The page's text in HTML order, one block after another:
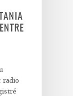
radio